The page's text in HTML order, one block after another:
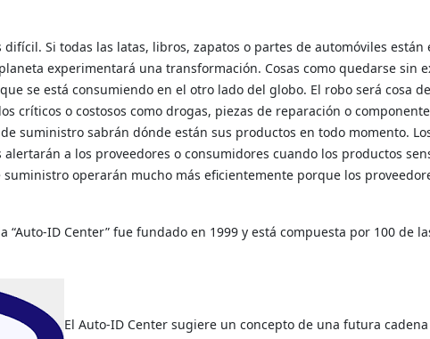
Si todas las latas, libros, zapatos o partes de automóviles
experimentará una transformación. Cosas como quedarse sin
se está consumiendo en el otro lado del globo. El robo será cosa
críticos o costosos como drogas, piezas de reparación o
suministro sabrán dónde están sus productos en todo momento.
a los proveedores o consumidores cuando los productos
operarán mucho más eficientemente porque los
“Auto-ID Center” fue fundado en 1999 y está compuesta por 100 de
El Auto-ID Center sugiere un concepto de una futura